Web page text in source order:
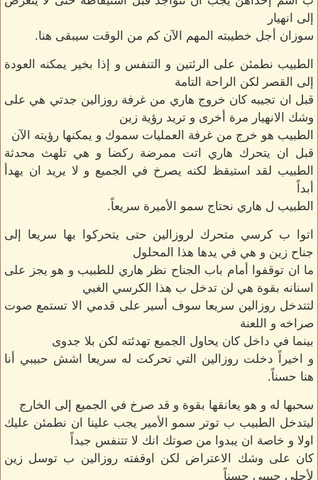
إلى انهيار
سوزان أجل خطيبته المهم الآن كم من الوقت سيبقى هنا.
الطبيب نطمئن على الرئتين و التنفس و إذا بخير يمكنه العودة
إلى القصر لكن الراحة التامة
قبل ان تجيبه كان خروج هاري من غرفة روزالين جدتي هي على
وشك الانهيار مرة أخرى و تريد رؤية زين
الطبيب هو خرج من غرفة العمليات سموك و يمكنها رؤيته الآن
قبل ان يتحرك هاري اتت ممرضة ركضا و هي تلهث محدثة
الطبيب لقد استيقظ لكنه يصرخ في الجميع و لا يريد ان يهدأ
أبداً
الطبيب ل هاري نحتاج سمو الأميرة سريعاً.
اتوا ب كرسي متحرك لروزالين حتى يتحركوا بها سريعا إلى
جناح زين و هي في يدها هذا المحلول
ما ان توقفوا أمام باب الجناح نظر هاري للطبيب و هو يجز على
اسنانه بقوة هي لن تدخل ب هذا الكرسي الغبي
لتتدخل روزالين سريعا سوف أسير على قدمي الا تستمع صوت
صراخه و اللعنة
بينما في داخل كان يحاول الجميع تهدئته لكن بلا جدوى
و اخيراً دخلت روزالين التي تحركت له سريعا اشش حبيبي أنا
هنا حسناً.
سحبها له و هو يعانقها بقوة و قد صرخ في الجميع إلى الخارج
ليتدخل الطبيب ب توتر سمو الأمير يجب علينا ان نطمئن عليك
اولا و خاصة ان يبدوا من صوتك انك لا تتنفس جيداً
كان على وشك الاعتراض لكن اوقفته روزالين ب توسل زين
لأجلي حبيبي حسناً